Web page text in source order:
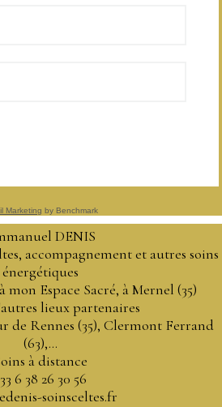
Marketing by Benchmark
DENIS
accompagnement et autres soins
énergétiques
mon Espace Sacré, à Mernel (35)
lieux partenaires
de Rennes (35), Clermont Ferrand
(63),...
à distance
6 38 26 30 56
soinsceltes.fr